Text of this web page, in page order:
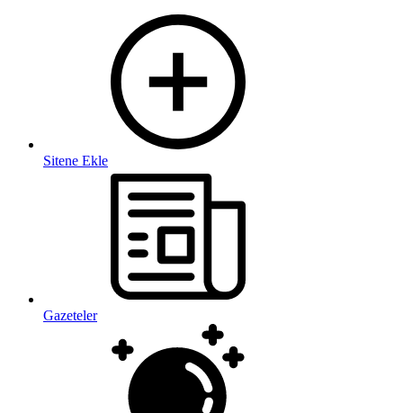
Sitene Ekle
Gazeteler